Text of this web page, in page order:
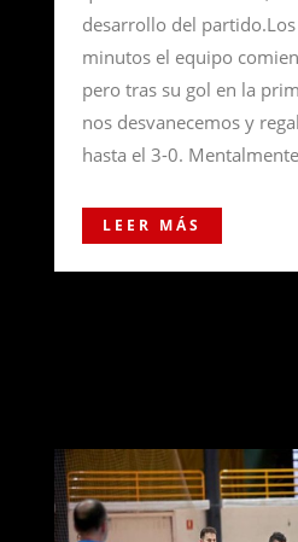
desarrollo del
minutos el equipo
pero tras su gol en la
nos desvanecemos y
hasta el 3-0.
LEER MÁS